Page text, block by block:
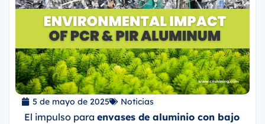
5 de mayo de 2025 Noticias
El impulso para envases de aluminio con bajo